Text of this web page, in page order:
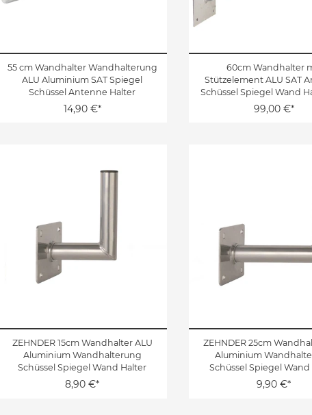
55 cm Wandhalter Wandhalterung
ALU Aluminium SAT Spiegel
Schüssel Antenne Halter
14,90 €*
60cm Wandhalter
Stützelement ALU SAT
Schüssel Spiegel Wand
99,00 €*
ZEHNDER 15cm Wandhalter ALU
Aluminium Wandhalterung
Schüssel Spiegel Wand Halter
8,90 €*
ZEHNDER 25cm
Aluminium
Schüssel Spiegel
9,90 €*